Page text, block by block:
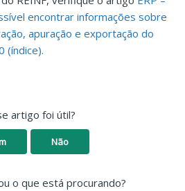
encontrar informações sobre
apuração e exportação do
(índice).
artigo foi útil?
Não
o que está procurando?